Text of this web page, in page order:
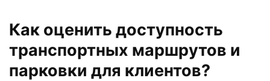
Как оценить доступность
транспортных маршрутов и
парковки для клиентов?